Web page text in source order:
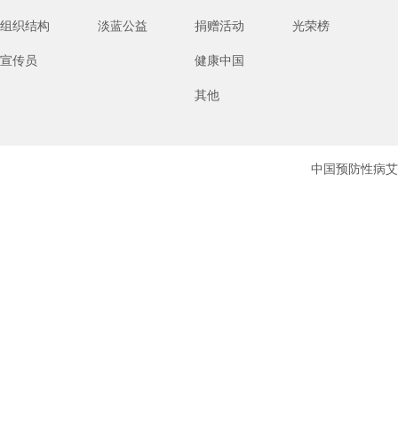
组织结构
宣传员
淡蓝公益
捐赠活动
健康中国
其他
光荣榜
中国预防性病